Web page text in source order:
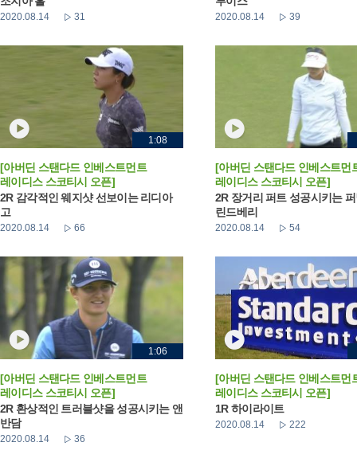
2020.08.14 31 2020.08.14 39
1:08
[아버딘 스탠다드 인베스트먼트
레이디스 스코티시 오픈]
2R 감각적인 웨지샷 선보이는 리디아
고
2020.08.14 66
[아버딘 스탠다드 인베스트먼
레이디스 스코티시 오픈]
2R 장거리 퍼트 성공시키는
린드베리
2020.08.14 54
1:06
[아버딘 스탠다드 인베스트먼트
레이디스 스코티시 오픈]
2R 환상적인 트러블샷을 성공시키는 앤
반담
2020.08.14 36
[아버딘 스탠다드 인베스트먼
레이디스 스코티시 오픈]
1R 하이라이트
2020.08.14 222